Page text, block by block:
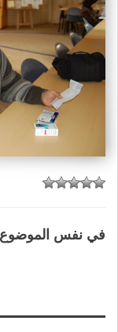
في نفس الموضوع